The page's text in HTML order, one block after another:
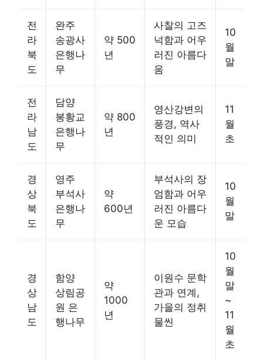
전
라
북
도
완주
송광사
은행나
무
약 500
년
사찰의 고즈
넉함과 어우
러진 아름다
움
10
월
말
전
라
남
도
담양
봉황교
은행나
무
약 800
년
영산강변의
풍경, 역사
적인 의미
11
월
초
경
상
북
도
영주
부석사
은행나
무
약
600년
부석사의 장
엄함과 어우
러진 아름다
운 모습
10
월
말
경
상
남
도
함양
상림공
원 은
행나무
약
1000
년
이원수 문학
관과 연계,
가을의 정취
물씬
10
월
말
~
11
월
초